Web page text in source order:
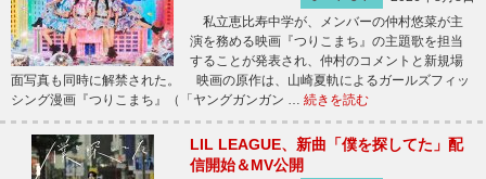
私立恵比寿中学が、メンバーの仲村悠菜が主
演を務める映画『つりこまち』の主題歌を担当
することが発表され、仲村のコメントと新規場
面写真も同時に解禁された。 映画の原作は、山崎夏軌によるガールズフィッ
シング漫画『つりこまち』（「ヤングガンガン … 続きを読む
LIL LEAGUE、新曲「僕を探してた」配
信開始＆MV公開